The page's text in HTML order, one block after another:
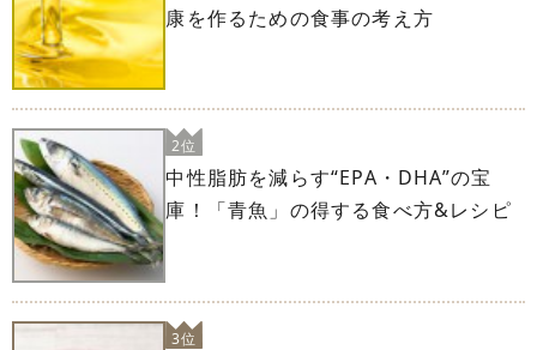
康を作るための食事の考え方
2位
中性脂肪を減らす“EPA・DHA”の宝
庫！「青魚」の得する食べ方&レシピ
3位